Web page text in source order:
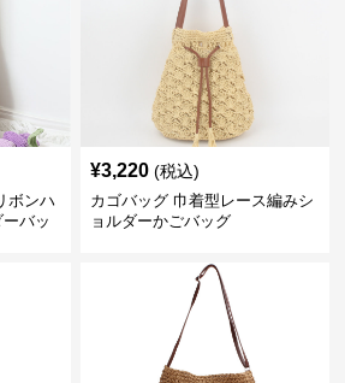
ボンハ
バッ
¥3,220 (税込)
カゴバッグ 巾着型レース編みシ
ョルダーかごバッグ